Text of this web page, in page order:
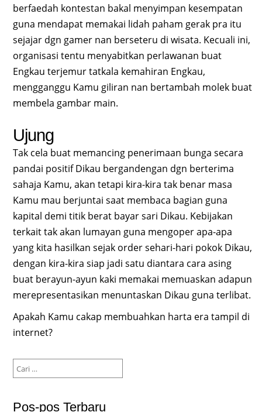
berfaedah kontestan bakal menyimpan kesempatan
guna mendapat memakai lidah paham gerak pra itu
sejajar dgn gamer nan berseteru di wisata. Kecuali ini,
organisasi tentu menyabitkan perlawanan buat
Engkau terjemur tatkala kemahiran Engkau,
mengganggu Kamu giliran nan bertambah molek buat
membela gambar main.
Ujung
Tak cela buat memancing penerimaan bunga secara
pandai positif Dikau bergandengan dgn berterima
sahaja Kamu, akan tetapi kira-kira tak benar masa
Kamu mau berjuntai saat membaca bagian guna
kapital demi titik berat bayar sari Dikau. Kebijakan
terkait tak akan lumayan guna mengoper apa-apa
yang kita hasilkan sejak order sehari-hari pokok Dikau,
dengan kira-kira siap jadi satu diantara cara asing
buat berayun-ayun kaki memakai memuaskan adapun
merepresentasikan menuntaskan Dikau guna terlibat.
Apakah Kamu cakap membuahkan harta era tampil di
internet?
untuk:
Pos-pos Terbaru